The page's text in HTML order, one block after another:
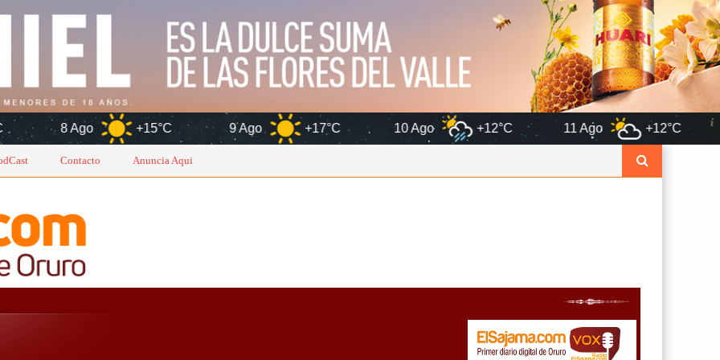
+15°C 9 Ago +17°C 10 Ago +12°C 11 Ago +12°C 12 Ago
Contacto Anuncia Aqui